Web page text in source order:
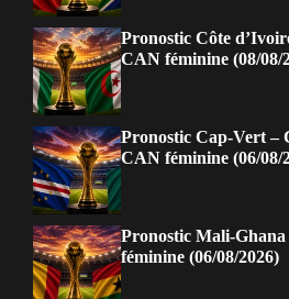
Pronostic Côte
CAN féminine (08/08/
Pronostic Cap-Vert –
CAN féminine (06/08/
Pronostic Mali-
féminine (06/08/2026)